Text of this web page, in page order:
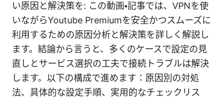
い原因と解決策を: この動画・記事では、VPNを使
いながらYoutube Premiumを安全かつスムーズに
利用するための原因分析と解決策を詳しく解説し
ます。結論から言うと、多くのケースで設定の見
直しとサービス選択の工夫で接続トラブルは解決
します。以下の構成で進めます：原因別の対処
法、具体的な設定手順、実用的なチェックリス